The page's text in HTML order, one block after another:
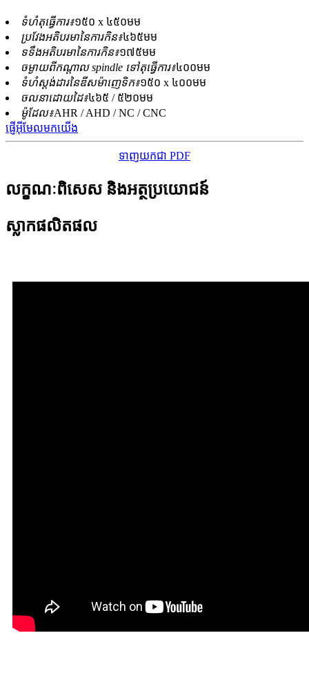
ទំហំតុធ្វើការ៖១៥០ x ៤៥០មម
ប្រវែងអតិបរមានៃការកិន៖៤៦៥មម
ទទឹងអតិបរមានៃការកិន៖១៧៥មម
ចម្ងាយពីកណ្តាល spindle ទៅតុធ្វើការ៖៤០០មម
ទំហំស្តង់ដារនៃឌីសម៉ាញេទិក៖១៥០ x ៤០០មម
ចលនាដោយដៃ៖៤៦៥ / ៥២០មម
ម៉ូដែល៖AHR / AHD / NC / CNC
ផ្ញើអ៊ីមែលមកយើង
ទាញយកជា PDF
លក្ខណៈពិសេស និងអត្ថប្រយោជន៍
ស្លាកផលិតផល